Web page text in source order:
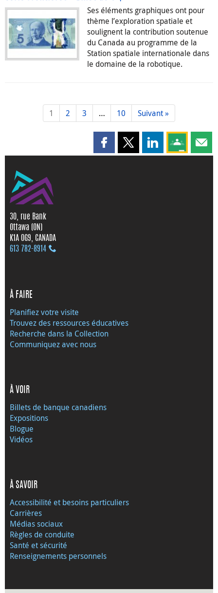
Ses éléments graphiques ont pour
thème l’exploration spatiale et
soulignent la contribution soutenue
du Canada au programme de la
Station spatiale internationale dans
le domaine de la robotique.
1 2 3 … 10 Suivant »
Partager cette page sur
Partager cette page sur X
Partager cette
Partagez
30, rue Bank
Ottawa (ON)
K1A 0G9, CANADA
613 782‑8914
À FAIRE
Planifiez votre visite
Trouvez des ressources éducatives
Recherche dans la Collection
Communiquez avec nous
À VOIR
Billets de banque canadiens
Expositions
Blogue
Vidéos
À SAVOIR
Accessibilité et besoins particuliers
Carrières
Médias sociaux
Règles de conduite
Santé et sécurité
Renseignements personnels